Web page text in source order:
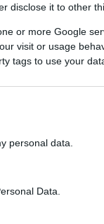
disclose it to other
or more Google
visit or usage
tags to use your
personal data.
Data.